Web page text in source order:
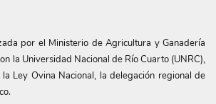
por el Ministerio de Agricultura y Ganadería
la Universidad Nacional de Río Cuarto (UNRC),
Ley Ovina Nacional, la delegación regional de